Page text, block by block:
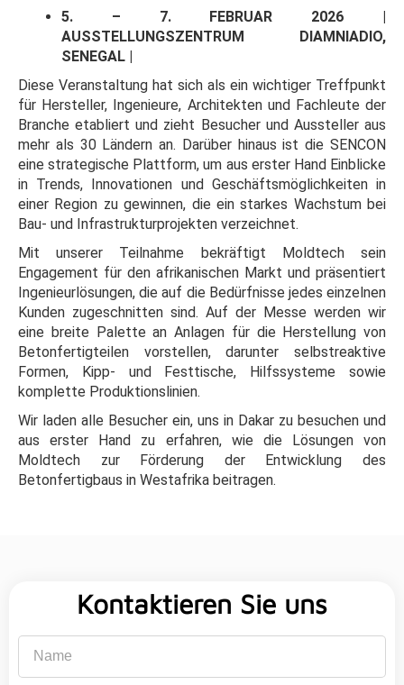
5. – 7. FEBRUAR 2026 |
AUSSTELLUNGSZENTRUM DIAMNIADIO,
SENEGAL |
Diese Veranstaltung hat sich als ein wichtiger Treffpunkt
für Hersteller, Ingenieure, Architekten und Fachleute der
Branche etabliert und zieht Besucher und Aussteller aus
mehr als 30 Ländern an. Darüber hinaus ist die SENCON
eine strategische Plattform, um aus erster Hand Einblicke
in Trends, Innovationen und Geschäftsmöglichkeiten in
einer Region zu gewinnen, die ein starkes Wachstum bei
Bau- und Infrastrukturprojekten verzeichnet.
Mit unserer Teilnahme bekräftigt Moldtech sein
Engagement für den afrikanischen Markt und präsentiert
Ingenieurlösungen, die auf die Bedürfnisse jedes einzelnen
Kunden zugeschnitten sind. Auf der Messe werden wir
eine breite Palette an Anlagen für die Herstellung von
Betonfertigteilen vorstellen, darunter selbstreaktive
Formen, Kipp- und Festtische, Hilfssysteme sowie
komplette Produktionslinien.
Wir laden alle Besucher ein, uns in Dakar zu besuchen und
aus erster Hand zu erfahren, wie die Lösungen von
Moldtech zur Förderung der Entwicklung des
Betonfertigbaus in Westafrika beitragen.
Kontaktieren Sie uns